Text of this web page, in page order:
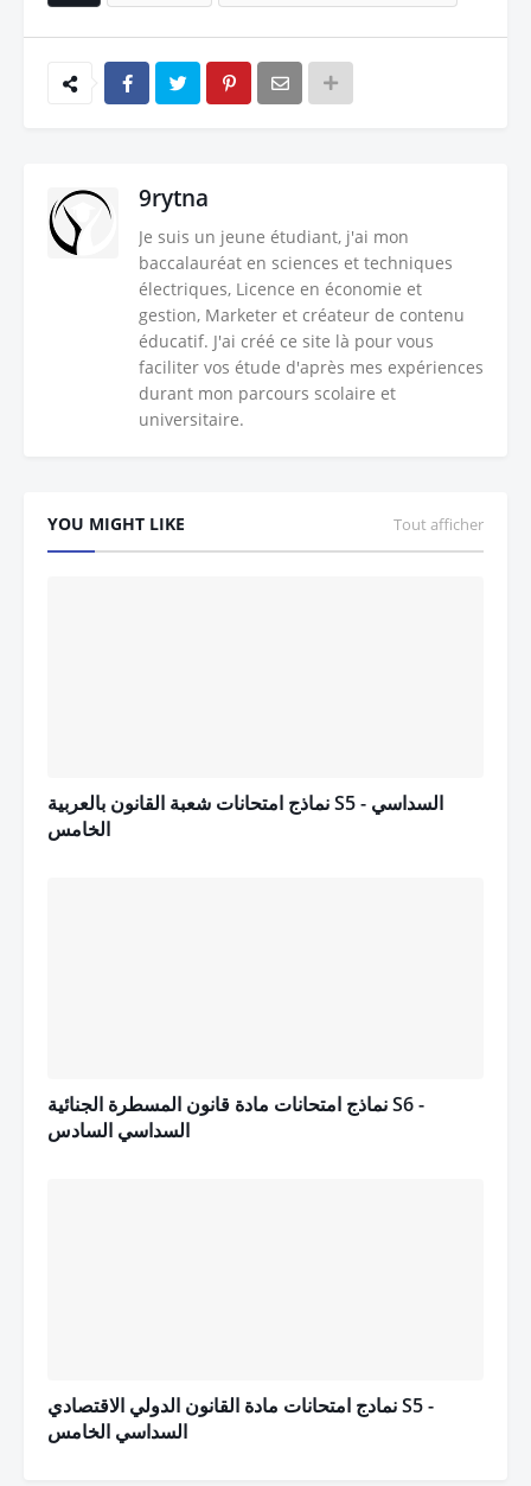
9rytna
Je suis un jeune étudiant, j'ai mon
baccalauréat en sciences et techniques
électriques, Licence en économie et
gestion, Marketer et créateur de contenu
éducatif. J'ai créé ce site là pour vous
faciliter vos étude d'après mes expériences
durant mon parcours scolaire et
universitaire.
YOU MIGHT LIKE Tout afficher
نماذج امتحانات شعبة القانون بالعربية S5 - السداسي
الخامس
نماذج امتحانات مادة قانون المسطرة الجنائية S6 -
السداسي السادس
نمادج امتحانات مادة القانون الدولي الاقتصادي S5 -
السداسي الخامس